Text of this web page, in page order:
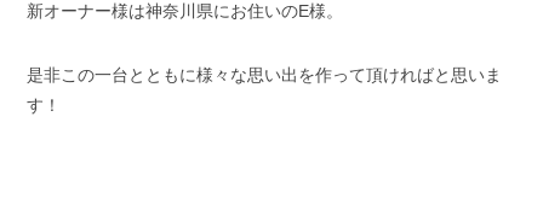
新オーナー様は神奈川県にお住いのE様。
是非この一台とともに様々な思い出を作って頂ければと思いま
す！